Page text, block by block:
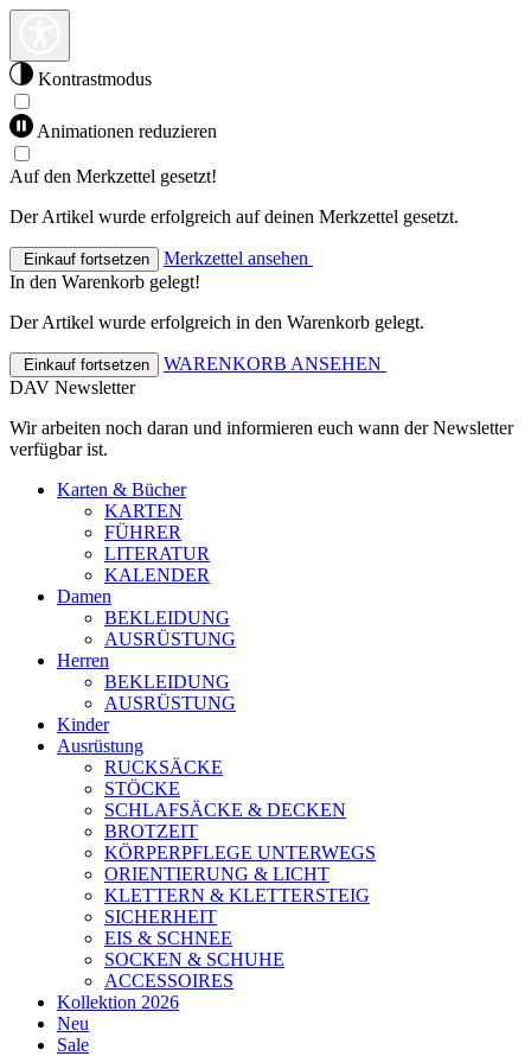
Kontrastmodus
Animationen reduzieren
Auf den Merkzettel gesetzt!
Der Artikel wurde erfolgreich auf deinen Merkzettel gesetzt.
Einkauf fortsetzen
Merkzettel ansehen
In den Warenkorb gelegt!
Der Artikel wurde erfolgreich in den Warenkorb gelegt.
Einkauf fortsetzen
WARENKORB ANSEHEN
DAV Newsletter
Wir arbeiten noch daran und informieren euch wann der Newsletter
verfügbar ist.
Karten & Bücher
KARTEN
FÜHRER
LITERATUR
KALENDER
Damen
BEKLEIDUNG
AUSRÜSTUNG
Herren
BEKLEIDUNG
AUSRÜSTUNG
Kinder
Ausrüstung
RUCKSÄCKE
STÖCKE
SCHLAFSÄCKE & DECKEN
BROTZEIT
KÖRPERPFLEGE UNTERWEGS
ORIENTIERUNG & LICHT
KLETTERN & KLETTERSTEIG
SICHERHEIT
EIS & SCHNEE
SOCKEN & SCHUHE
ACCESSOIRES
Kollektion 2026
Neu
Sale